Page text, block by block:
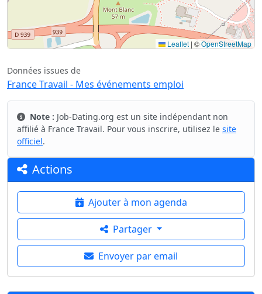
Leaflet | ©OpenStreetMap
Données issues de
France Travail - Mes événements emploi
Note : Job-Dating.org est un site indépendant non
affilié à France Travail. Pour vous inscrire, utilisez le site
officiel.
Actions
Ajouter à mon agenda
Partager
Envoyer par email